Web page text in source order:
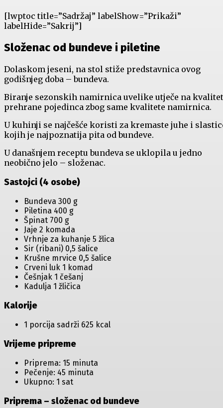
[lwptoc title=”Sadržaj” labelShow=”Prikaži”
labelHide=”Sakrij”]
Složenac od bundeve i piletine
Dolaskom jeseni, na stol stiže predstavnica ovog
godišnjeg doba – bundeva.
Biranje sezonskih namirnica uvelike utječe na
prehrane pojedinca zbog same kvalitete namirnica.
U kuhinji se najčešće koristi za kremaste juhe i
kojih je najpoznatija pita od bundeve.
U današnjem receptu bundeva se uklopila u jedno
neobično jelo – složenac.
Sastojci (4 osobe)
Bundeva 300 g
Piletina 400 g
Špinat 700 g
Jaje 2 komada
Vrhnje za kuhanje 5 žlica
Sir (ribani) 0,5 šalice
Krušne mrvice 0,5 šalice
Crveni luk 1 komad
Češnjak 1 češanj
Kadulja 1 žličica
Kalorije
1 porcija sadrži 625 kcal
Vrijeme pripreme
Priprema: 15 minuta
Pečenje: 45 minuta
Ukupno: 1 sat
Priprema – složenac od bundeve